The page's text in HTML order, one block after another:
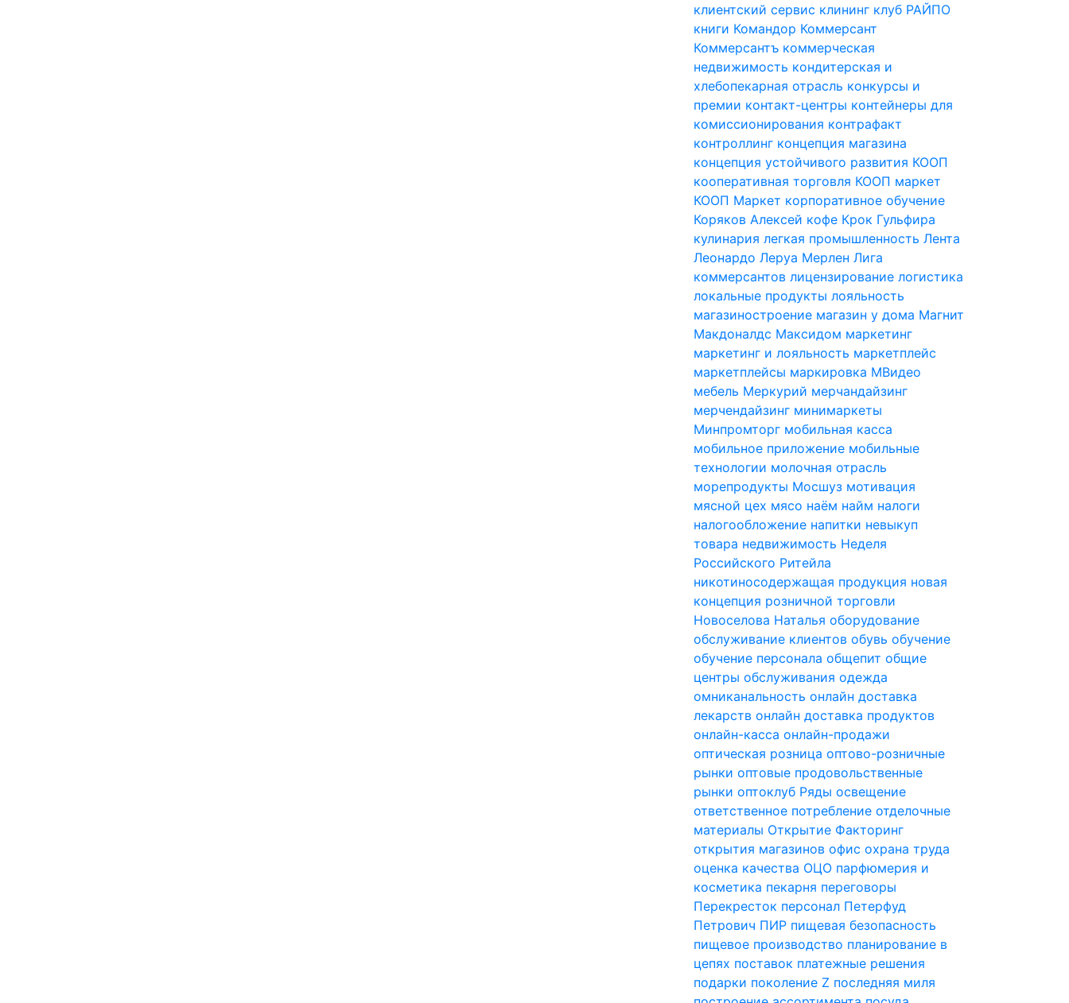
клиентский сервис клининг клуб РАЙПО
книги Командор Коммерсант
Коммерсантъ коммерческая
недвижимость кондитерская и
хлебопекарная отрасль конкурсы и
премии контакт-центры контейнеры для
комиссионирования контрафакт
контроллинг концепция магазина
концепция устойчивого развития КООП
кооперативная торговля КООП маркет
КООП Маркет корпоративное обучение
Коряков Алексей кофе Крок Гульфира
кулинария легкая промышленность Лента
Леонардо Леруа Мерлен Лига
коммерсантов лицензирование логистика
локальные продукты лояльность
магазиностроение магазин у дома Магнит
Макдоналдс Максидом маркетинг
маркетинг и лояльность маркетплейс
маркетплейсы маркировка МВидео
мебель Меркурий мерчандайзинг
мерчендайзинг минимаркеты
Минпромторг мобильная касса
мобильное приложение мобильные
технологии молочная отрасль
морепродукты Мосшуз мотивация
мясной цех мясо наём найм налоги
налогообложение напитки невыкуп
товара недвижимость Неделя
Российского Ритейла
никотиносодержащая продукция новая
концепция розничной торговли
Новоселова Наталья оборудование
обслуживание клиентов обувь обучение
обучение персонала общепит общие
центры обслуживания одежда
омниканальность онлайн доставка
лекарств онлайн доставка продуктов
онлайн-касса онлайн-продажи
оптическая розница оптово-розничные
рынки оптовые продовольственные
рынки оптоклуб Ряды освещение
ответственное потребление отделочные
материалы Открытие Факторинг
открытия магазинов офис охрана труда
оценка качества ОЦО парфюмерия и
косметика пекарня переговоры
Перекресток персонал Петерфуд
Петрович ПИР пищевая безопасность
пищевое производство планирование в
цепях поставок платежные решения
подарки поколение Z последняя миля